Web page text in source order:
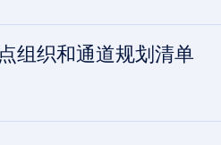
组织和通道规划清单